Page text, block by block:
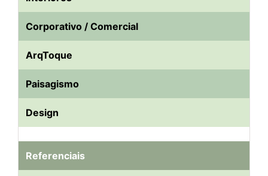
Corporativo / Comercial
ArqToque
Paisagismo
Design
Referenciais